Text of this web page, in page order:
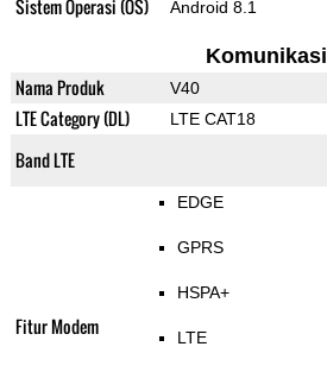
Sistem Operasi (OS) Android 8.1
Komunikasi
Nama Produk V40
LTE Category (DL) LTE CAT18
Band LTE
Fitur Modem
EDGE
GPRS
HSPA+
LTE